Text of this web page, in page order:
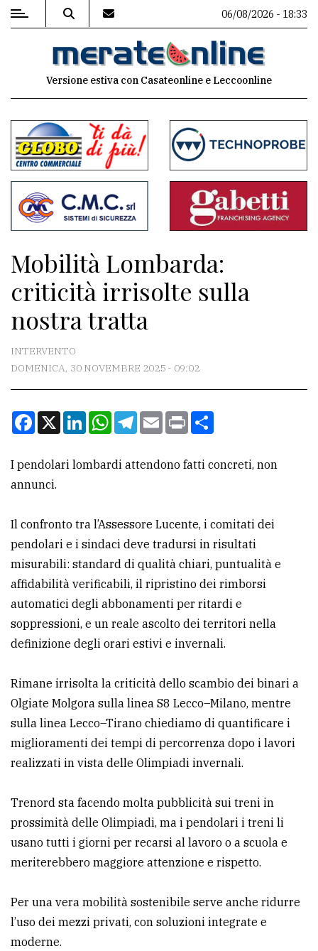
MENU
commenti
Contenuti
del
sito
Associazioni
Meteo
CONTATTI
Scrivici
pubblicità
CERCA
comune
avanzata
LE
ALTRE
TESTATE
PRIVACY
Privacy
policy
Cookie
06/08/2026 - 18:33
Versione estiva con Casateonline e Leccoonline
Mobilità Lombarda:
criticità irrisolte sulla
nostra tratta
INTERVENTO
DOMENICA, 30 NOVEMBRE 2025 - 09:02
Facebook
X LinkedInWhatsApp
Telegram
EmailPrint
I pendolari lombardi attendono fatti concreti, non
annunci.
Il confronto tra l’Assessore Lucente, i comitati dei
pendolari e i sindaci deve tradursi in risultati
misurabili: standard di qualità chiari, puntualità e
affidabilità verificabili, il ripristino dei rimborsi
automatici degli abbonamenti per ritardi e
soppressioni, e un reale ascolto dei territori nella
definizione degli orari estivi e invernali.
Rimane irrisolta la criticità dello scambio dei binari a
Olgiate Molgora sulla linea S8 Lecco–Milano, mentre
sulla linea Lecco–Tirano chiediamo di quantificare i
miglioramenti dei tempi di percorrenza dopo i lavori
realizzati in vista delle Olimpiadi invernali.
Trenord sta facendo molta pubblicità sui treni in
prossimità delle Olimpiadi, ma i pendolari i treni li
usano tutti i giorni per recarsi al lavoro o a scuola e
meriterebbero maggiore attenzione e rispetto.
Per una vera mobilità sostenibile serve anche ridurre
l’uso dei mezzi privati, con soluzioni integrate e
moderne.